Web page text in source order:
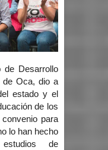
de Desarrollo
de Oca, dio a
estado y el
de los
para
lo han hecho
de